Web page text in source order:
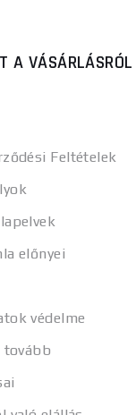
A VÁSÁRLÁSRÓL
Feltételek
előnyei
védelme
tovább